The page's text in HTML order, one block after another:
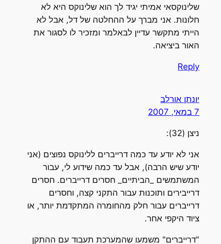
שלינוקסאי אמיתי יגיד לך הוא שלינוקס היא לא
חלונות. אני מברך על ההחלטה של דל, אבל לא
הייתי מתקשר עדיין לבאלמר ומזכיר לו לסגור את
האור ביציאה.
Reply
יונתן אורלב
ניצן (32):
אני לא יודע עד כמה דרייברים ללינוקס נפוצים (אני
יודע שיש הרבה), אבל עד כמה שידוע לי, עבור
המשתמשים _הביתיים_ חסרים דרייברים. חסרים
דרייבירים ותוכנות עבור התקני קצה, וחסרים
דרייברים עבור חלק מהחומרה המתקדמת יותר, או
ציוד היקפי אחר.
"דרייברים" משמעו שהמערכת תעבוד עם ההתקן